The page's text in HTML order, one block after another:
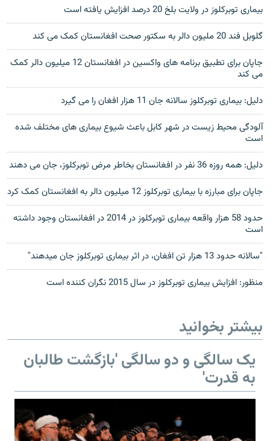
بیماری توبرکلوز در ولایت بلخ 20 درصد افزایش یافته است
گلوبل فند 20 ملیون دالر به سکتور صحت افغانستان کمک می کند
جاپان برای تطبیق برنامه های واکسین در افغانستان 12 میلیون دالر کمک
می کند
دلیل: بیماری توبرکلوز سالانه جان 11 هزار افغان را می گیرد
آلودگی محیط زیست در شهر کابل باعث شیوع بیماری های مختلف شده
است
دلیل: همه روزه 36 نفر در افغانستان بخاطر مرض توبرکلوز، جان می دهند
جاپان برای مبارزه با بیماری توبرکلوز 12 میلیون دالر به افغانستان کمک کرد
حدود 58 هزار واقعه بیماری توبرکلوز در 2014 در افغانستان وجود داشته
است
"سالانه حدود 13 هزار تن افغان، در اثر بیماری توبرکلوز جان میدهند"
منظور: افزایش بیماری توبرکلوز در سال 2015 نگران کننده است
بیشتر بخوانید
یک سالگی و دو سالگی 'بازگشت طالبان
به قدرت'